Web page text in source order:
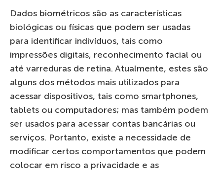
Dados biométricos são as características
biológicas ou físicas que podem ser usadas
para identificar indivíduos, tais como
impressões digitais, reconhecimento facial ou
até varreduras de retina. Atualmente, estes são
alguns dos métodos mais utilizados para
acessar dispositivos, tais como smartphones,
tablets ou computadores; mas também podem
ser usados para acessar contas bancárias ou
serviços. Portanto, existe a necessidade de
modificar certos comportamentos que podem
colocar em risco a privacidade e as